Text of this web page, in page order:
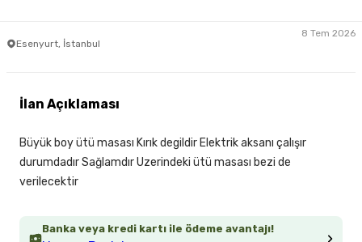
Esenyurt, İstanbul
8 Tem 2026
Banka veya kredi kartı ile ödeme avantajı!
İlan Açıklaması
Büyük boy ütü masası Kırık degildir Elektrik aksanı çalışır
durumdadır Sağlamdır Uzerindeki ütü masası bezi de
verilecektir